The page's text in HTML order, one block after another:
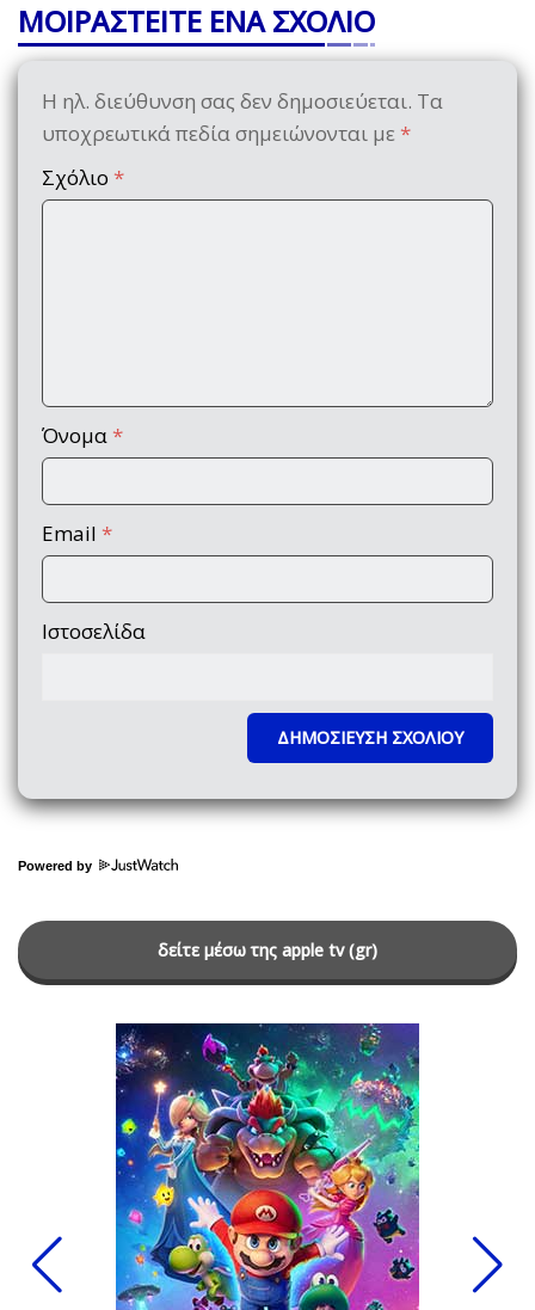
ΜΟΙΡΑΣΤΕΙΤΕ ΕΝΑ ΣΧΟΛΙΟ
Η ηλ. διεύθυνση σας δεν δημοσιεύεται. Τα
υποχρεωτικά πεδία σημειώνονται με *
Σχόλιο *
Όνομα *
Email *
Ιστοσελίδα
Powered by
δείτε μέσω της apple tv (gr)